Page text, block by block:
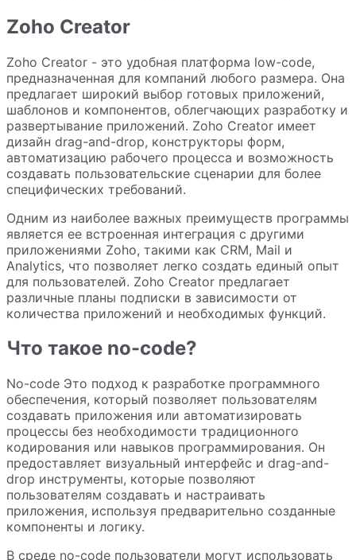
Zoho Creator
Zoho Creator - это удобная платформа low-code,
предназначенная для компаний любого размера. Она
предлагает широкий выбор готовых приложений,
шаблонов и компонентов, облегчающих разработку и
развертывание приложений. Zoho Creator имеет
дизайн drag-and-drop, конструкторы форм,
автоматизацию рабочего процесса и возможность
создавать пользовательские сценарии для более
специфических требований.
Одним из наиболее важных преимуществ программы
является ее встроенная интеграция с другими
приложениями Zoho, такими как CRM, Mail и
Analytics, что позволяет легко создать единый опыт
для пользователей. Zoho Creator предлагает
различные планы подписки в зависимости от
количества приложений и необходимых функций.
Что такое no-code?
No-code Это подход к разработке программного
обеспечения, который позволяет пользователям
создавать приложения или автоматизировать
процессы без необходимости традиционного
кодирования или навыков программирования. Он
предоставляет визуальный интерфейс и drag-and-
drop инструменты, которые позволяют
пользователям создавать и настраивать
приложения, используя предварительно созданные
компоненты и логику.
В среде no-code пользователи могут использовать